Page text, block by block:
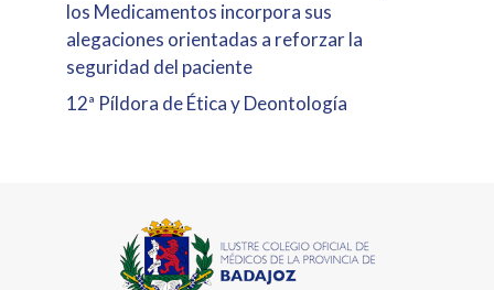
los Medicamentos incorpora sus
alegaciones orientadas a reforzar la
seguridad del paciente
12ª Píldora de Ética y Deontología